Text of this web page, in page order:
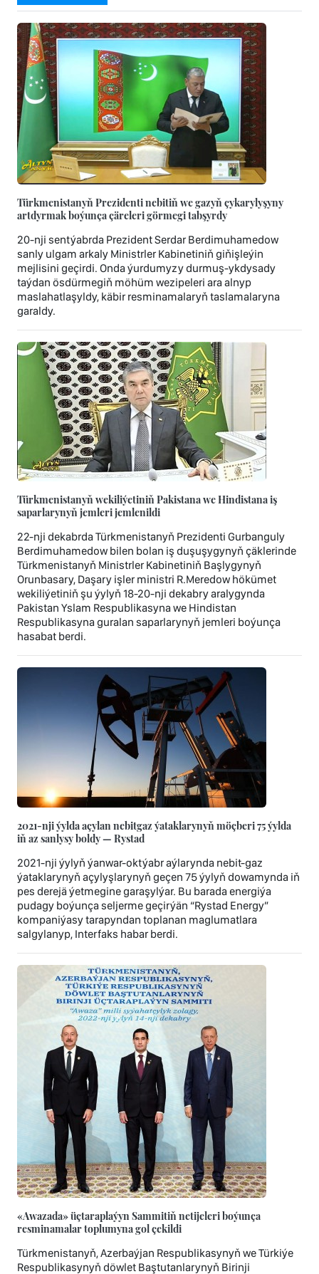
Türkmenistanyň Prezidenti nebitiň we gazyň çykarylyşyny
artdyrmak boýunça çäreleri görmegi tabşyrdy
20-nji sentýabrda Prezident Serdar Berdimuhamedow
sanly ulgam arkaly Ministrler Kabinetiniň giňişleýin
mejlisini geçirdi. Onda ýurdumyzy durmuş-ykdysady
taýdan ösdürmegiň möhüm wezipeleri ara alnyp
maslahatlaşyldy, käbir resminamalaryň taslamalaryna
garaldy.
Türkmenistanyň wekiliýetiniň Pakistana we Hindistana iş
saparlarynyň jemleri jemlenildi
22-nji dekabrda Türkmenistanyň Prezidenti Gurbanguly
Berdimuhamedow bilen bolan iş duşuşygynyň çäklerinde
Türkmenistanyň Ministrler Kabinetiniň Başlygynyň
Orunbasary, Daşary işler ministri R.Meredow hökümet
wekiliýetiniň şu ýylyň 18-20-nji dekabry aralygynda
Pakistan Yslam Respublikasyna we Hindistan
Respublikasyna guralan saparlarynyň jemleri boýunça
hasabat berdi.
2021-nji ýylda açylan nebitgaz ýataklarynyň möçberi 75 ýylda
iň az sanlysy boldy — Rystad
2021-nji ýylyň ýanwar-oktýabr aýlarynda nebit-gaz
ýataklarynyň açylyşlarynyň geçen 75 ýylyň dowamynda iň
pes derejä ýetmegine garaşylýar. Bu barada energiýa
pudagy boýunça seljerme geçirýän “Rystad Energy”
kompaniýasy tarapyndan toplanan maglumatlara
salgylanyp, Interfaks habar berdi.
«Awazada» üçtaraplaýyn Sammitiň netijeleri boýunça
resminamalar toplumyna gol çekildi
Türkmenistanyň, Azerbaýjan Respublikasynyň we Türkiýe
Respublikasynyň döwlet Baştutanlarynyň Birinji